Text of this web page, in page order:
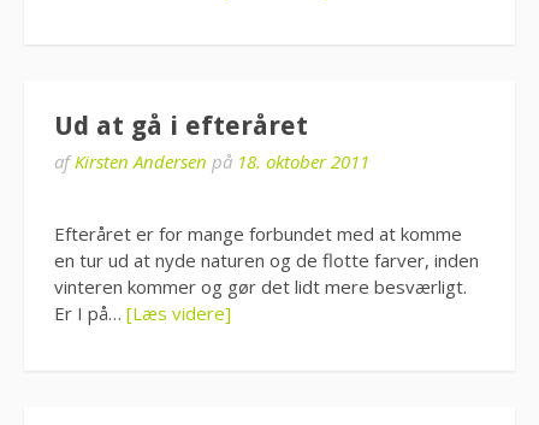
Ud at gå i efteråret
afKirsten Andersen på 18. oktober 2011
Efteråret er for mange forbundet med at komme
en tur ud at nyde naturen og de flotte farver, inden
vinteren kommer og gør det lidt mere besværligt.
Er I på… [Læs videre]